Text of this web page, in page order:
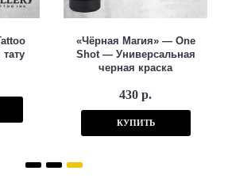
«Чёрная Магия» — One
Shot — Универсальная
черная краска
430 р.
КУПИТЬ